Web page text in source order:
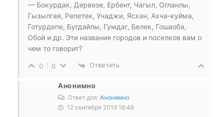
— Бокурдак, Дервезе, Ербент, Чагыл, Огланлы,
Гызылгая, Репетек, Учаджи, Ясхан, Ахча-куйма,
Готурдепе, Бугдайлы, Гумдаг, Белек, Гошаоба,
Обой и др. Эти названия городов и поселков вам о
чем то говорит?
0 0 Ответить
Анонимно
Ответ для Анонимно
12 сентября 2019 16:48